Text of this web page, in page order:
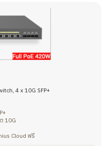
PoE++ 10Gb Switch, 4 x 10G SFP+
10G
Cloud ฟรี